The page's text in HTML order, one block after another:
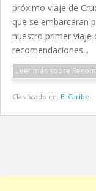
próximo viaje de
que se embarcaran
nuestro primer viaje
recomendaciones...
Leer más sobre
Clasificado en: El Caribe